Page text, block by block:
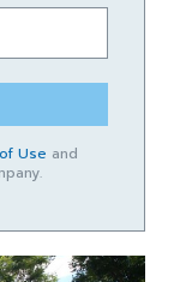
Use and